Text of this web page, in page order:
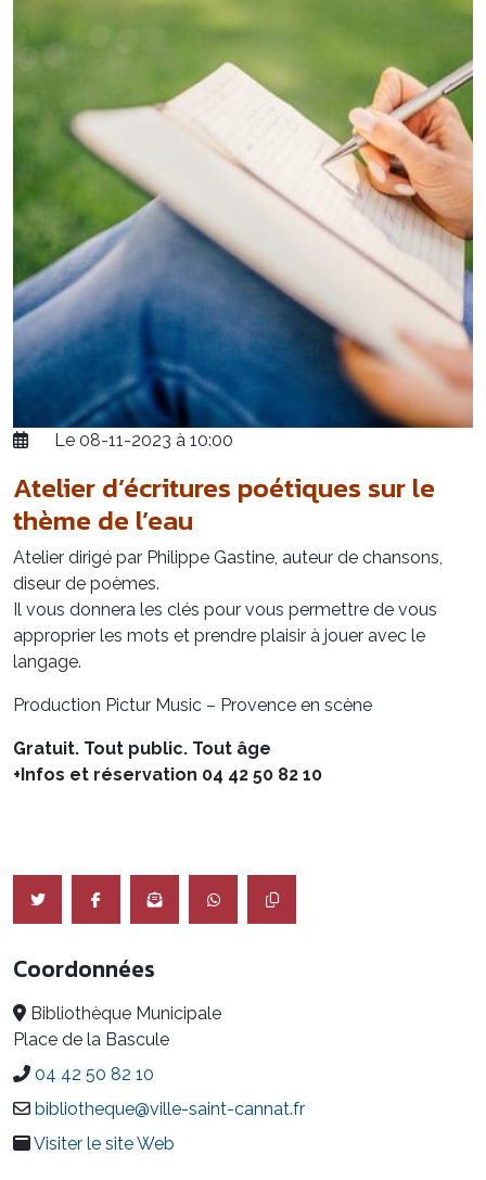
Le 08-11-2023 à 10:00
Atelier d’écritures poétiques sur le
thème de l’eau
Atelier dirigé par Philippe Gastine, auteur de chansons,
diseur de poèmes.
Il vous donnera les clés pour vous permettre de vous
approprier les mots et prendre plaisir à jouer avec le
langage.
Production Pictur Music – Provence en scène
Gratuit. Tout public. Tout âge
+Infos et réservation 04 42 50 82 10
Coordonnées
Bibliothèque Municipale
Place de la Bascule
04 42 50 82 10
bibliotheque@ville-saint-cannat.fr
Visiter le site Web